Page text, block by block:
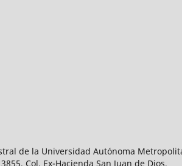
de la Universidad Autónoma
Col. Ex-Hacienda San Juan de Dios,